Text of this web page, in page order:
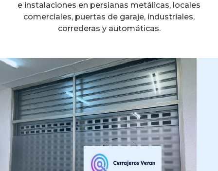
e instalaciones en persianas metálicas, locales
comerciales, puertas de garaje, industriales,
correderas y automáticas.